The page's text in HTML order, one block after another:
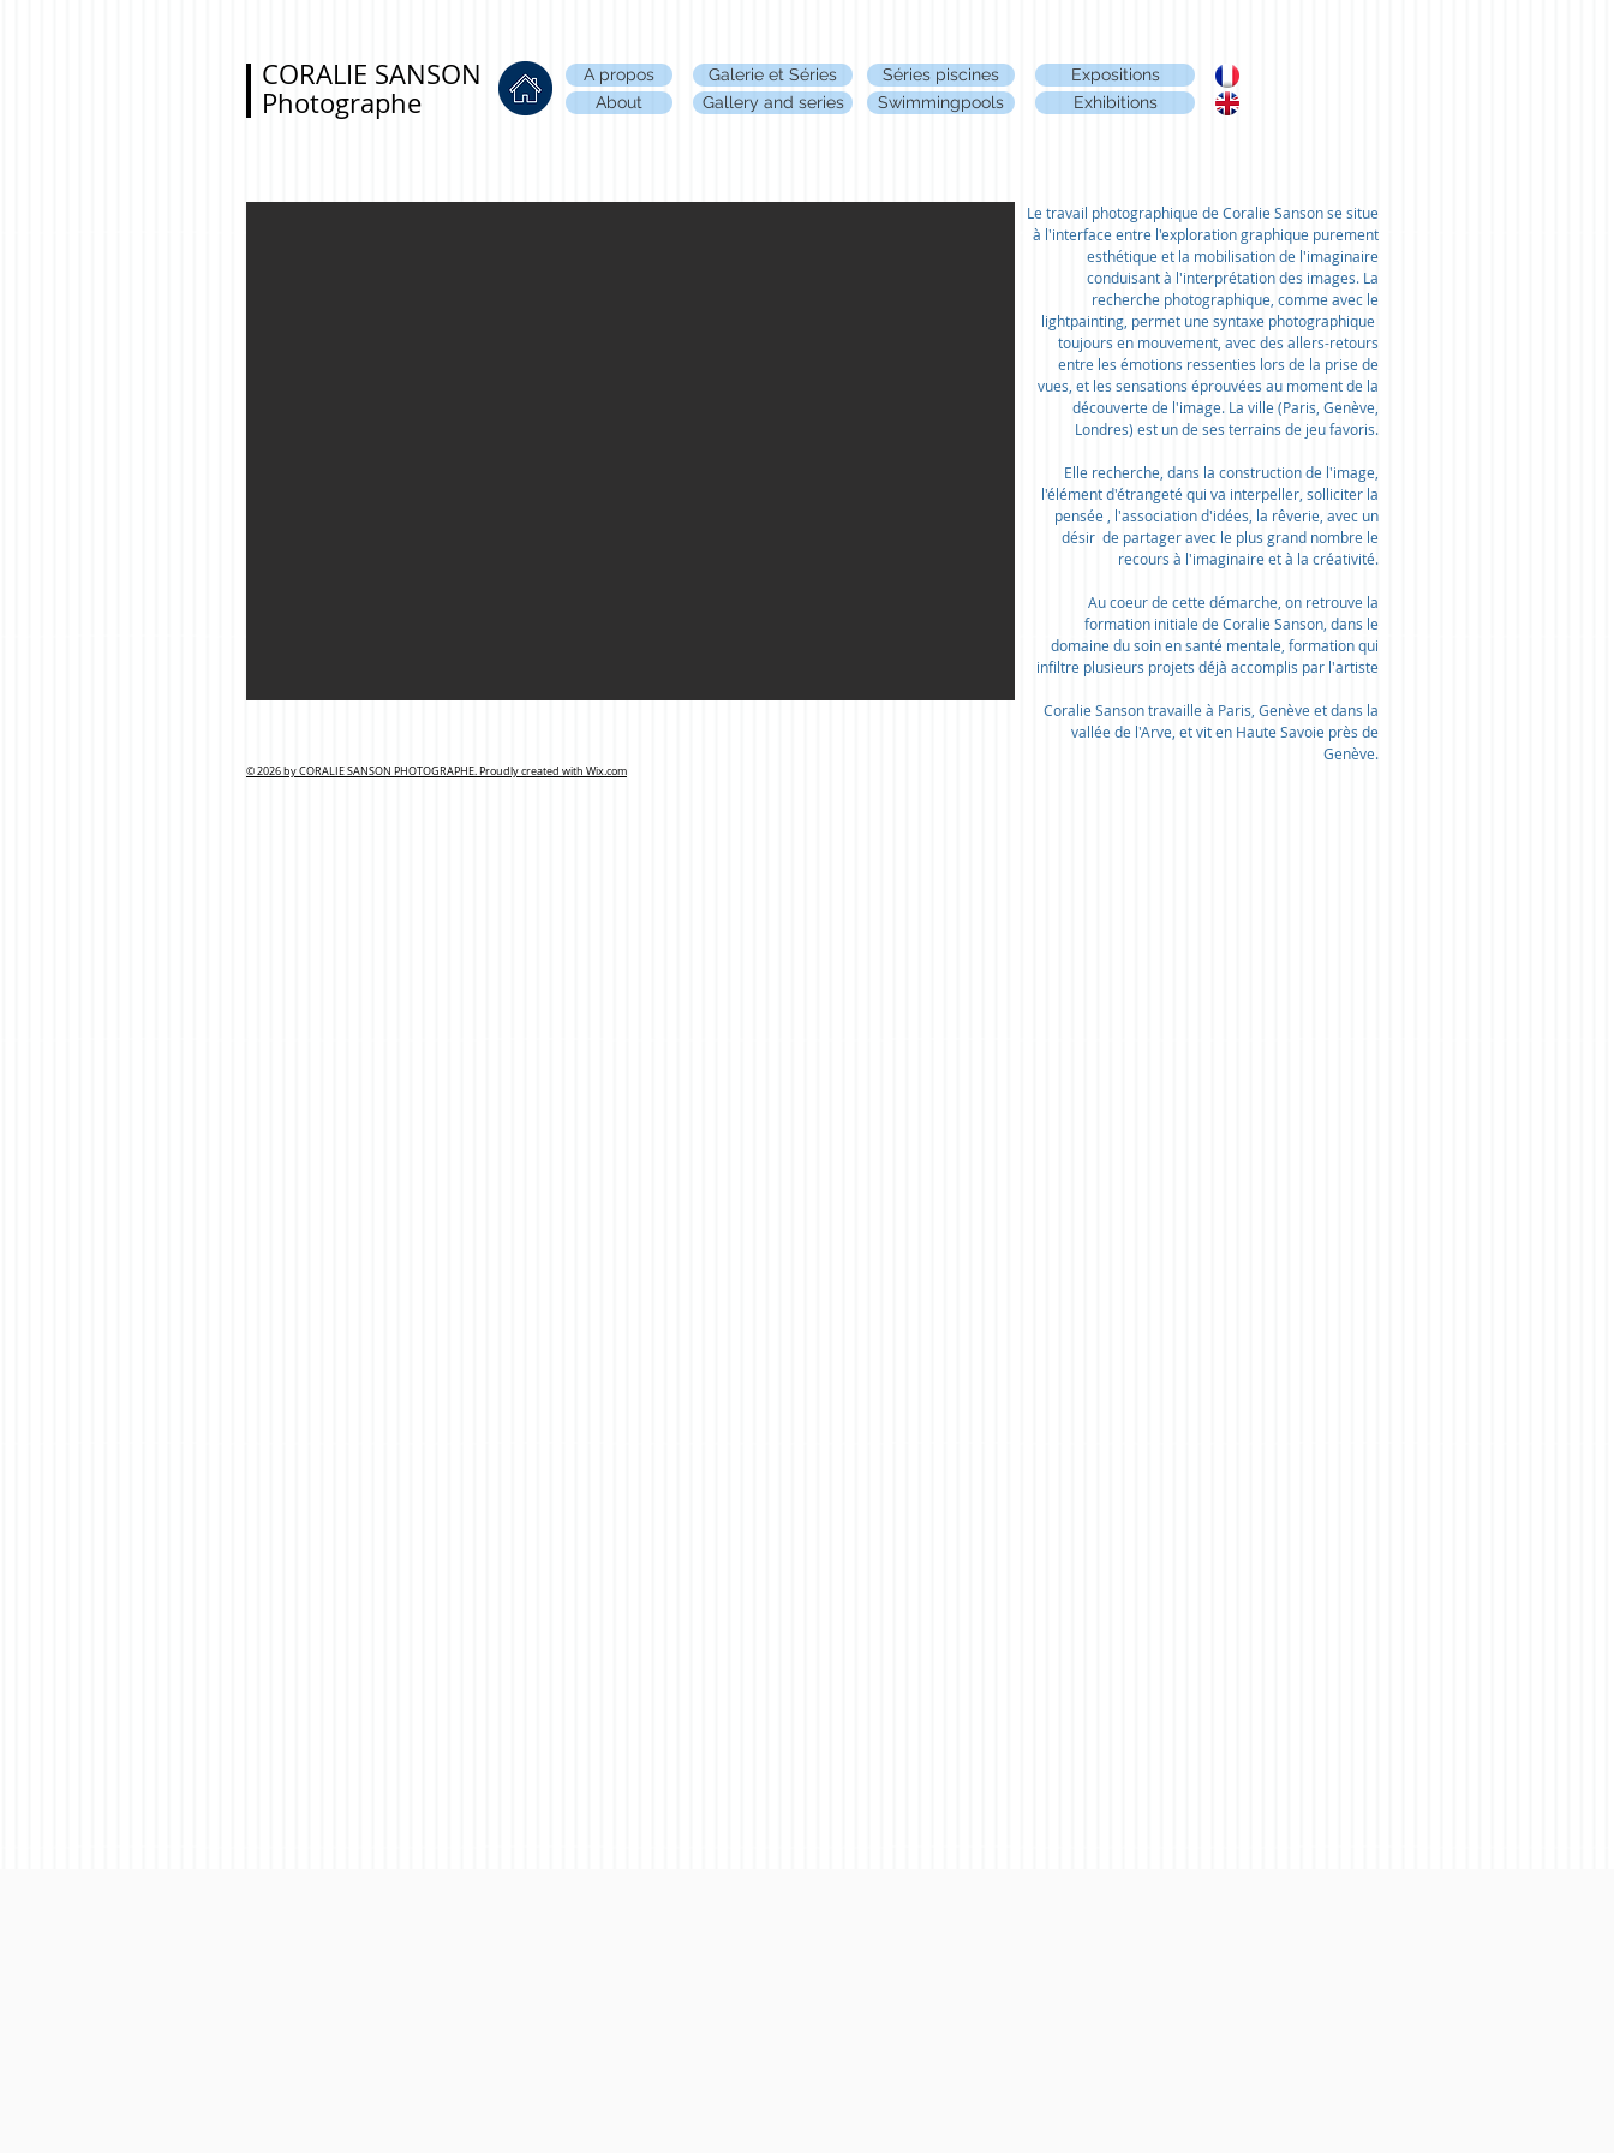
CORALIE SANSON
Photographe
A propos Galerie et Séries Séries piscines
Expositions
About
Gallery and series Swimmingpools Exhibitions
Le travail photographique de Coralie Sanson se situe
à l'interface entre l'exploration graphique purement
esthétique et la mobilisation de l'imaginaire
conduisant à l'interprétation des images. La
recherche photographique, comme avec le
lightpainting, permet une syntaxe photographique
toujours en mouvement, avec des allers-retours
entre les émotions ressenties lors de la prise de
vues, et les sensations éprouvées au moment de la
découverte de l'image. La ville (Paris, Genève,
Londres) est un de ses terrains de jeu favoris.
Elle recherche, dans la construction de l'image,
l'élément d'étrangeté qui va interpeller, solliciter la
pensée , l'association d'idées, la rêverie, avec un
désir de partager avec le plus grand nombre le
recours à l'imaginaire et à la créativité.
Au coeur de cette démarche, on retrouve la
formation initiale de Coralie Sanson, dans le
domaine du soin en santé mentale, formation qui
infiltre plusieurs projets déjà accomplis par l'artiste
Coralie Sanson travaille à Paris, Genève et dans la
vallée de l'Arve, et vit en Haute Savoie près de
Genève.
© 2026by CORALIE SANSON PHOTOGRAPHE. Proudly created with Wix.com